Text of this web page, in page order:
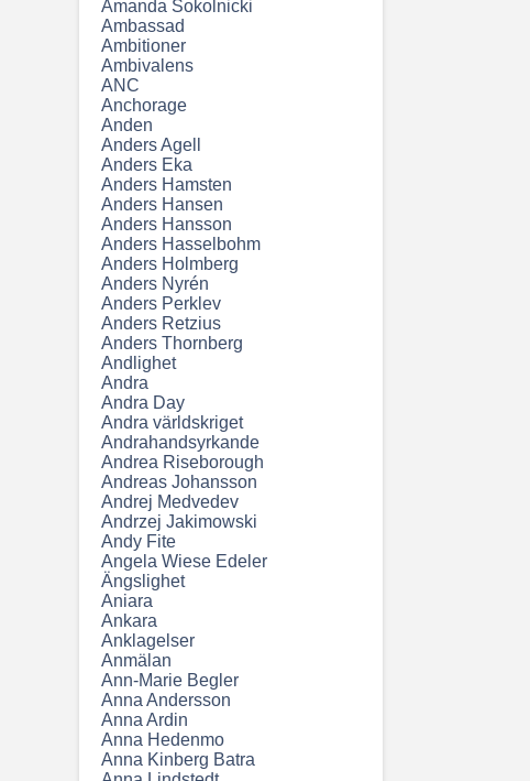
Amanda Sokolnicki
Ambassad
Ambitioner
Ambivalens
ANC
Anchorage
Anden
Anders Agell
Anders Eka
Anders Hamsten
Anders Hansen
Anders Hansson
Anders Hasselbohm
Anders Holmberg
Anders Nyrén
Anders Perklev
Anders Retzius
Anders Thornberg
Andlighet
Andra
Andra Day
Andra världskriget
Andrahandsyrkande
Andrea Riseborough
Andreas Johansson
Andrej Medvedev
Andrzej Jakimowski
Andy Fite
Angela Wiese Edeler
Ängslighet
Aniara
Ankara
Anklagelser
Anmälan
Ann-Marie Begler
Anna Andersson
Anna Ardin
Anna Hedenmo
Anna Kinberg Batra